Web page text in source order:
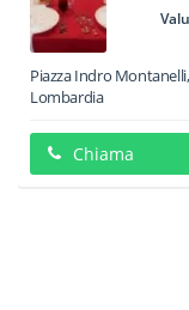
Piazza Indro
Lombardia
Chiama